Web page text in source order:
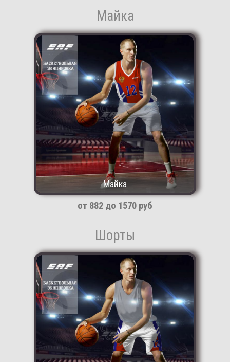
Майка
Майка
от 882 до 1570 руб
Шорты